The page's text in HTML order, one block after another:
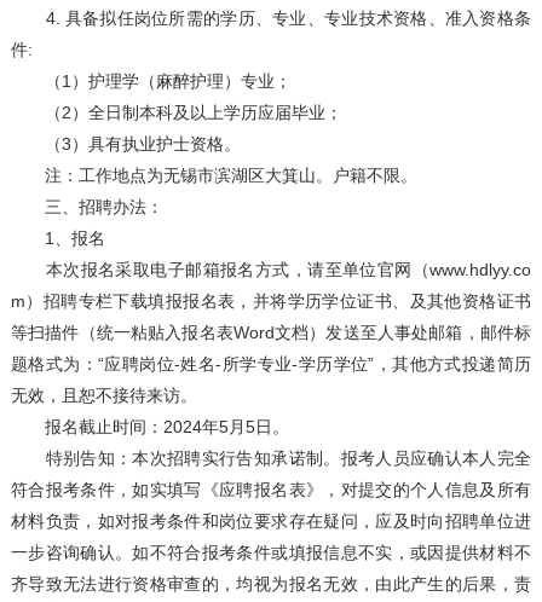
4. 具备拟任岗位所需的学历、专业、专业技术资格、准入资格条
件:
（1）护理学（麻醉护理）专业；
（2）全日制本科及以上学历应届毕业；
（3）具有执业护士资格。
注：工作地点为无锡市滨湖区大箕山。户籍不限。
三、招聘办法：
1、报名
本次报名采取电子邮箱报名方式，请至单位官网（www.hdlyy.co
m）招聘专栏下载填报报名表，并将学历学位证书、及其他资格证书
等扫描件（统一粘贴入报名表Word文档）发送至人事处邮箱，邮件标
题格式为：“应聘岗位-姓名-所学专业-学历学位”，其他方式投递简历
无效，且恕不接待来访。
报名截止时间：2024年5月5日。
特别告知：本次招聘实行告知承诺制。报考人员应确认本人完全
符合报考条件，如实填写《应聘报名表》，对提交的个人信息及所有
材料负责，如对报考条件和岗位要求存在疑问，应及时向招聘单位进
一步咨询确认。如不符合报考条件或填报信息不实，或因提供材料不
齐导致无法进行资格审查的，均视为报名无效，由此产生的后果，责